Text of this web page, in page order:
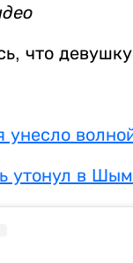
что
унесло
утонул в